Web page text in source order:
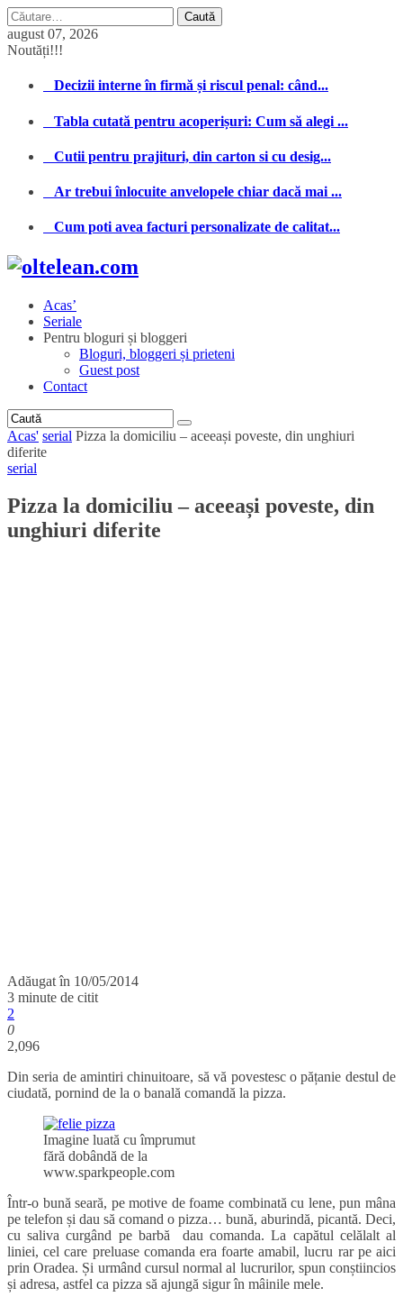
Caută
după:
august 07, 2026
Noutăți!!!
Decizii interne în firmă și riscul penal: când...
Tabla cutată pentru acoperișuri: Cum să alegi ...
Cutii pentru prajituri, din carton si cu desig...
Ar trebui înlocuite anvelopele chiar dacă mai ...
Cum poti avea facturi personalizate de calitat...
Acas’
Seriale
Pentru bloguri și bloggeri
Bloguri, bloggeri și prieteni
Guest post
Contact
Acas' serial Pizza la domiciliu – aceeași poveste, din unghiuri
diferite
serial
Pizza la domiciliu – aceeași poveste, din
unghiuri diferite
Adăugat în 10/05/2014
3 minute de citit
2
0
2,096
Din seria de amintiri chinuitoare, să vă povestesc o pățanie destul de
ciudată, pornind de la o banală comandă la pizza.
Imagine luată cu împrumut
fără dobândă de la
www.sparkpeople.com
Într-o bună seară, pe motive de foame combinată cu lene, pun mâna
pe telefon și dau să comand o pizza… bună, aburindă, picantă. Deci,
cu saliva curgând pe barbă dau comanda. La capătul celălalt al
liniei, cel care preluase comanda era foarte amabil, lucru rar pe aici
prin Oradea. Și urmând cursul normal al lucrurilor, spun conștiincios
și adresa, astfel ca pizza să ajungă sigur în mâinile mele.